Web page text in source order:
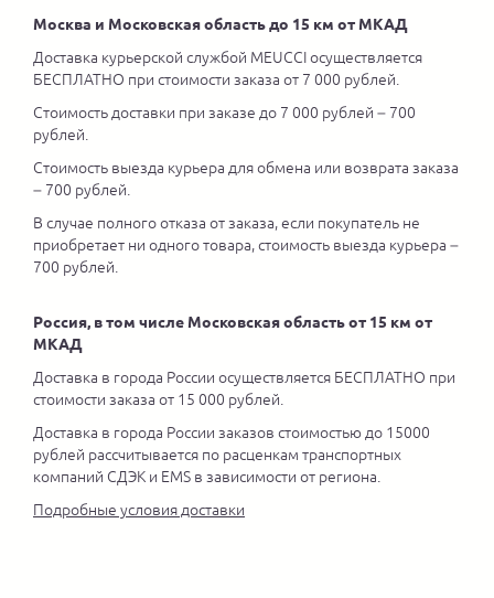
Москва и Московская область до 15 км от МКАД
Доставка курьерской службой MEUCCI осуществляется
БЕСПЛАТНО при стоимости заказа от 7 000 рублей.
Стоимость доставки при заказе до 7 000 рублей – 700
рублей.
Стоимость выезда курьера для обмена или возврата заказа
– 700 рублей.
В случае полного отказа от заказа, если покупатель не
приобретает ни одного товара, стоимость выезда курьера –
700 рублей.
Россия, в том числе Московская область от 15 км от
МКАД
Доставка в города России осуществляется БЕСПЛАТНО при
стоимости заказа от 15 000 рублей.
Доставка в города России заказов стоимостью до 15000
рублей рассчитывается по расценкам транспортных
компаний СДЭК и EMS в зависимости от региона.
Подробные условия доставки